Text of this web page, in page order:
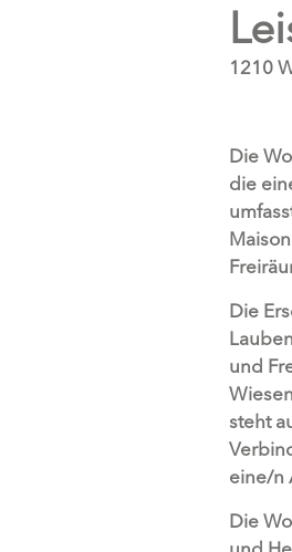
1210
Die
die
Die
und
steht
eine/n
Die